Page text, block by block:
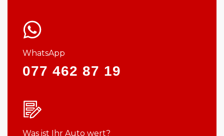
WhatsApp
077 462 87 19
Was ist Ihr Auto wert?